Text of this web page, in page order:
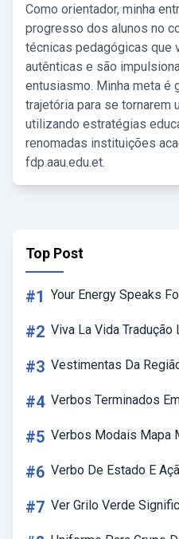
Como orientador, minha
progresso dos alunos no
técnicas pedagógicas que
autênticas e são
entusiasmo. Minha meta é
trajetória para se tornarem
utilizando estratégias
renomadas instituições
fdp.aau.edu.et.
Top Post
#1 Your Energy Speaks
#2 Viva La Vida Tradução
#3 Vestimentas Da
#4 Verbos Terminados
#5 Verbos Modais Mapa
#6 Verbo De Estado E
#7 Ver Grilo Verde